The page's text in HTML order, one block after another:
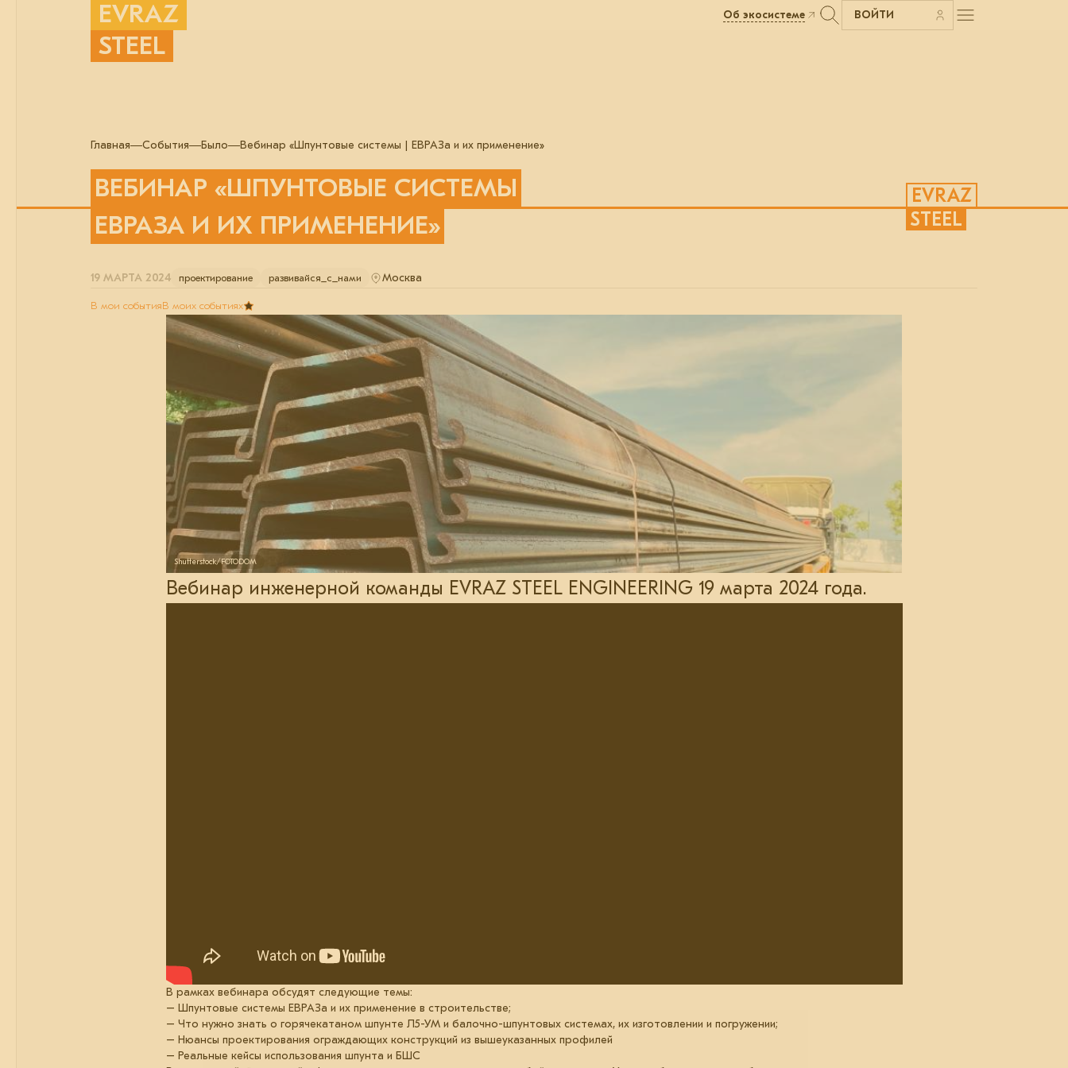
EVRAZ
STEEL
Об экосистеме ВОЙТИ
Главная События Было Вебинар «Шпунтовые системы | ЕВРАЗа и их применение»
EVRAZ
STEEL
ВЕБИНАР «ШПУНТОВЫЕ СИСТЕМЫ
ЕВРАЗА И ИХ ПРИМЕНЕНИЕ»
19 МАРТА 2024 проектирование развивайся_с_нами Москва
В мои событияВ моих событиях
Shutterstock/FOTODOM
Вебинар инженерной команды EVRAZ STEEL ENGINEERING 19 марта 2024 года.
В рамках вебинара обсудят следующие темы:
– Шпунтовые системы ЕВРАЗа и их применение в строительстве;
– Что нужно знать о горячекатаном шпунте Л5-УМ и балочно-шпунтовых системах, их изготовлении и погружении;
– Нюансы проектирования ограждающих конструкций из вышеуказанных профилей
– Реальные кейсы использования шпунта и БШС